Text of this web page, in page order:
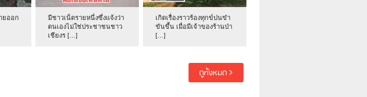
ยออก
มีชาวเน็ตรายหนึ่งซึ่งแจ้งว่า
ตนเองไม่ใช่ประชาชนชาว
เชียงร […]
เกิดเรื่องราวร้องทุกข์ปนขำ
ขันขึ้น เมื่อมีเจ้าของร้านป่า
[…]
ดูทั้งหมด